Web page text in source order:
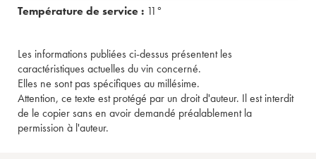
Température de service : 11°
Les informations publiées ci-dessus présentent les
caractéristiques actuelles du vin concerné.
Elles ne sont pas spécifiques au millésime.
Attention, ce texte est protégé par un droit d'auteur. Il est interdit
de le copier sans en avoir demandé préalablement la
permission à l'auteur.